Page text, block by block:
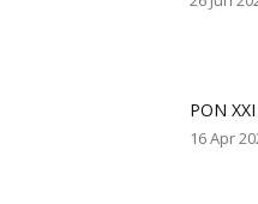
PON
16 Apr